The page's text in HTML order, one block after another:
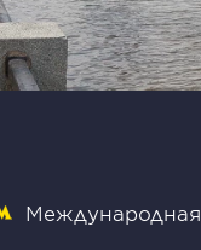
Международная